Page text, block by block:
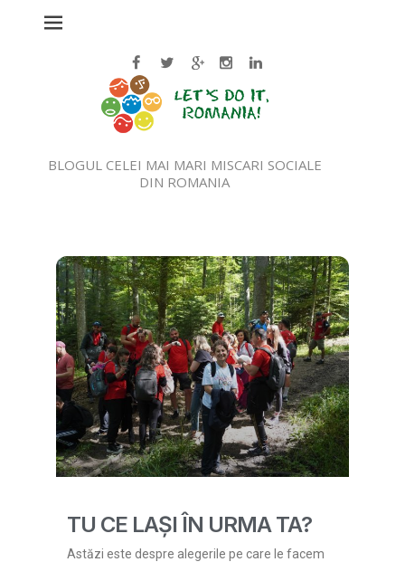
BLOGUL CELEI MAI MARI MISCARI SOCIALE
DIN ROMANIA
TU CE LAȘI ÎN URMA TA?
Astăzi este despre alegerile pe care le facem